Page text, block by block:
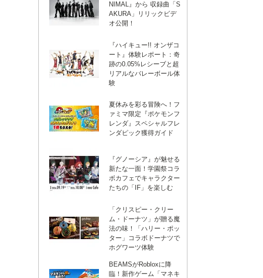
NIMAL』から 収録曲「S
AKURA」リリックビデ
オ公開！
『ハイキュー!! オンザコ
ート』体験レポート：奇
跡の0.05%レシーブと超
リアルなバレーボール体
験
夏休みを彩る冒険へ！フ
ァミマ限定『ポケモンフ
レンダ』スペシャルフレ
ンダピック獲得ガイド
『グノーシア』が魅せる
新たな一面！学園祭コラ
ボカフェでキャラクター
たちの「IF」を楽しむ
「クリスピー・クリー
ム・ドーナツ」が贈る魔
法の味！「ハリー・ポッ
ター」コラボドーナツで
ホグワーツ体験
BEAMSがRobloxに降
臨！新作ゲーム「マネキ